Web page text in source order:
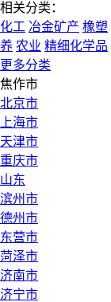
相关分类：
化工 冶金矿产 橡塑
养 农业 精细化学品
更多分类
焦作市
北京市
上海市
天津市
重庆市
山东
滨州市
德州市
东营市
菏泽市
济南市
济宁市